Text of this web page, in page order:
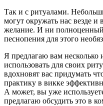
Так и с ритуалами.
могут окружать нас везде и
желание. И ни полноценный
песнопения для этого
Я предлагаю вам
использовать для своих
вдохновят вас придумать
практику в викке
А может, вы уже
предлагаю обсудить это в